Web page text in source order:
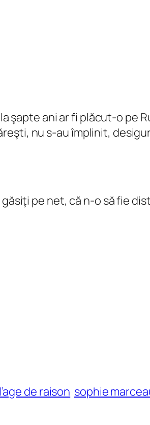
şapte ani ar fi plăcut-o pe
nu s-au împlinit,
pe net, că n-o să fie
l’age de raison sophie